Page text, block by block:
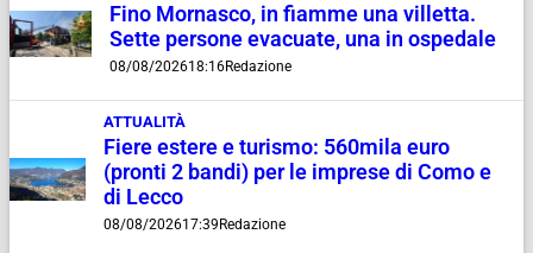
Fino Mornasco, in fiamme una villetta.
Sette persone evacuate, una in ospedale
08/08/202618:16Redazione
ATTUALITÀ
Fiere estere e turismo: 560mila euro
(pronti 2 bandi) per le imprese di Como e
di Lecco
08/08/202617:39 Redazione